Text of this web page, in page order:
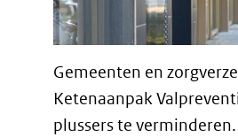
Gemeenten en
Ketenaanpak
plussers te